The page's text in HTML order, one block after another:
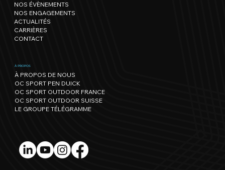
NOS ÉVÈNEMENTS
NOS ENGAGEMENTS
ACTUALITÉS
CARRIÈRES
CONTACT
À PROPOS
À PROPOS DE NOUS
OC SPORT PEN DUICK
OC SPORT OUTDOOR FRANCE
OC SPORT OUTDOOR SUISSE
LE GROUPE TÉLÉGRAMME